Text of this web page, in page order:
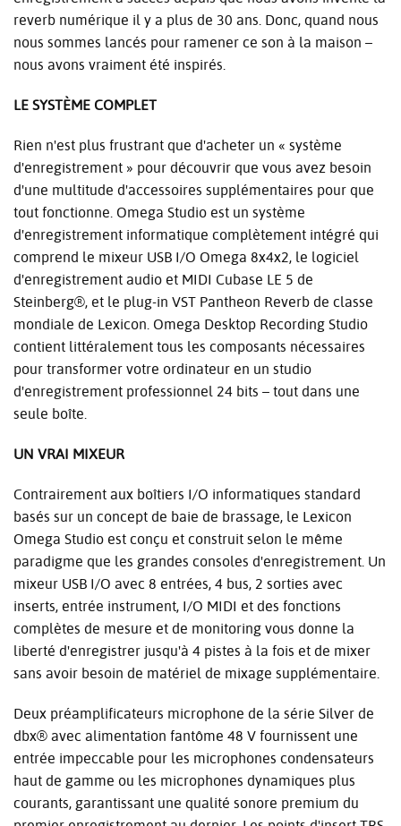
reverb numérique il y a plus de 30 ans. Donc, quand nous
nous sommes lancés pour ramener ce son à la maison –
nous avons vraiment été inspirés.
LE SYSTÈME COMPLET
Rien n'est plus frustrant que d'acheter un « système
d'enregistrement » pour découvrir que vous avez besoin
d'une multitude d'accessoires supplémentaires pour que
tout fonctionne. Omega Studio est un système
d'enregistrement informatique complètement intégré qui
comprend le mixeur USB I/O Omega 8x4x2, le logiciel
d'enregistrement audio et MIDI Cubase LE 5 de
Steinberg®, et le plug-in VST Pantheon Reverb de classe
mondiale de Lexicon. Omega Desktop Recording Studio
contient littéralement tous les composants nécessaires
pour transformer votre ordinateur en un studio
d'enregistrement professionnel 24 bits – tout dans une
seule boîte.
UN VRAI MIXEUR
Contrairement aux boîtiers I/O informatiques standard
basés sur un concept de baie de brassage, le Lexicon
Omega Studio est conçu et construit selon le même
paradigme que les grandes consoles d'enregistrement. Un
mixeur USB I/O avec 8 entrées, 4 bus, 2 sorties avec
inserts, entrée instrument, I/O MIDI et des fonctions
complètes de mesure et de monitoring vous donne la
liberté d'enregistrer jusqu'à 4 pistes à la fois et de mixer
sans avoir besoin de matériel de mixage supplémentaire.
Deux préamplificateurs microphone de la série Silver de
dbx® avec alimentation fantôme 48 V fournissent une
entrée impeccable pour les microphones condensateurs
haut de gamme ou les microphones dynamiques plus
courants, garantissant une qualité sonore premium du